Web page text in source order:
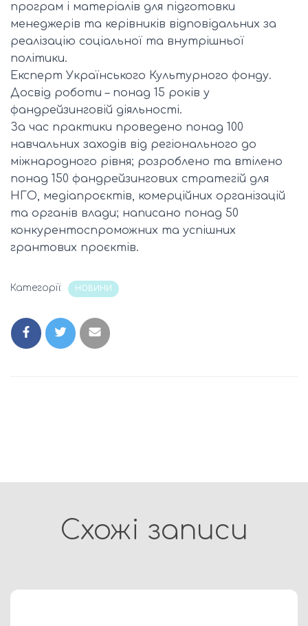
програм і матеріалів для підготовки
менеджерів та керівників відповідальних за
реалізацію соціальної та внутрішньої
політики.
Експерт Українського Культурного фонду.
Досвід роботи – понад 15 років у
фандрейзинговій діяльності.
За час практики проведено понад 100
навчальних заходів від регіонального до
міжнародного рівня; розроблено та втілено
понад 150 фандрейзингових стратегій для
НГО, медіапроєктів, комерційних організацій
та органів влади; написано понад 50
конкурентоспроможних та успішних
грантових проєктів.
Категорії: НОВИНИ
Схожі записи